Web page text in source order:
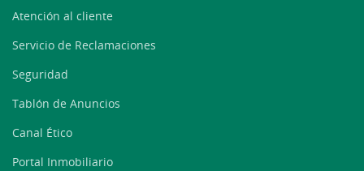
Atención al cliente
Servicio de Reclamaciones
Seguridad
Tablón de Anuncios
Canal Ético
Portal Inmobiliario